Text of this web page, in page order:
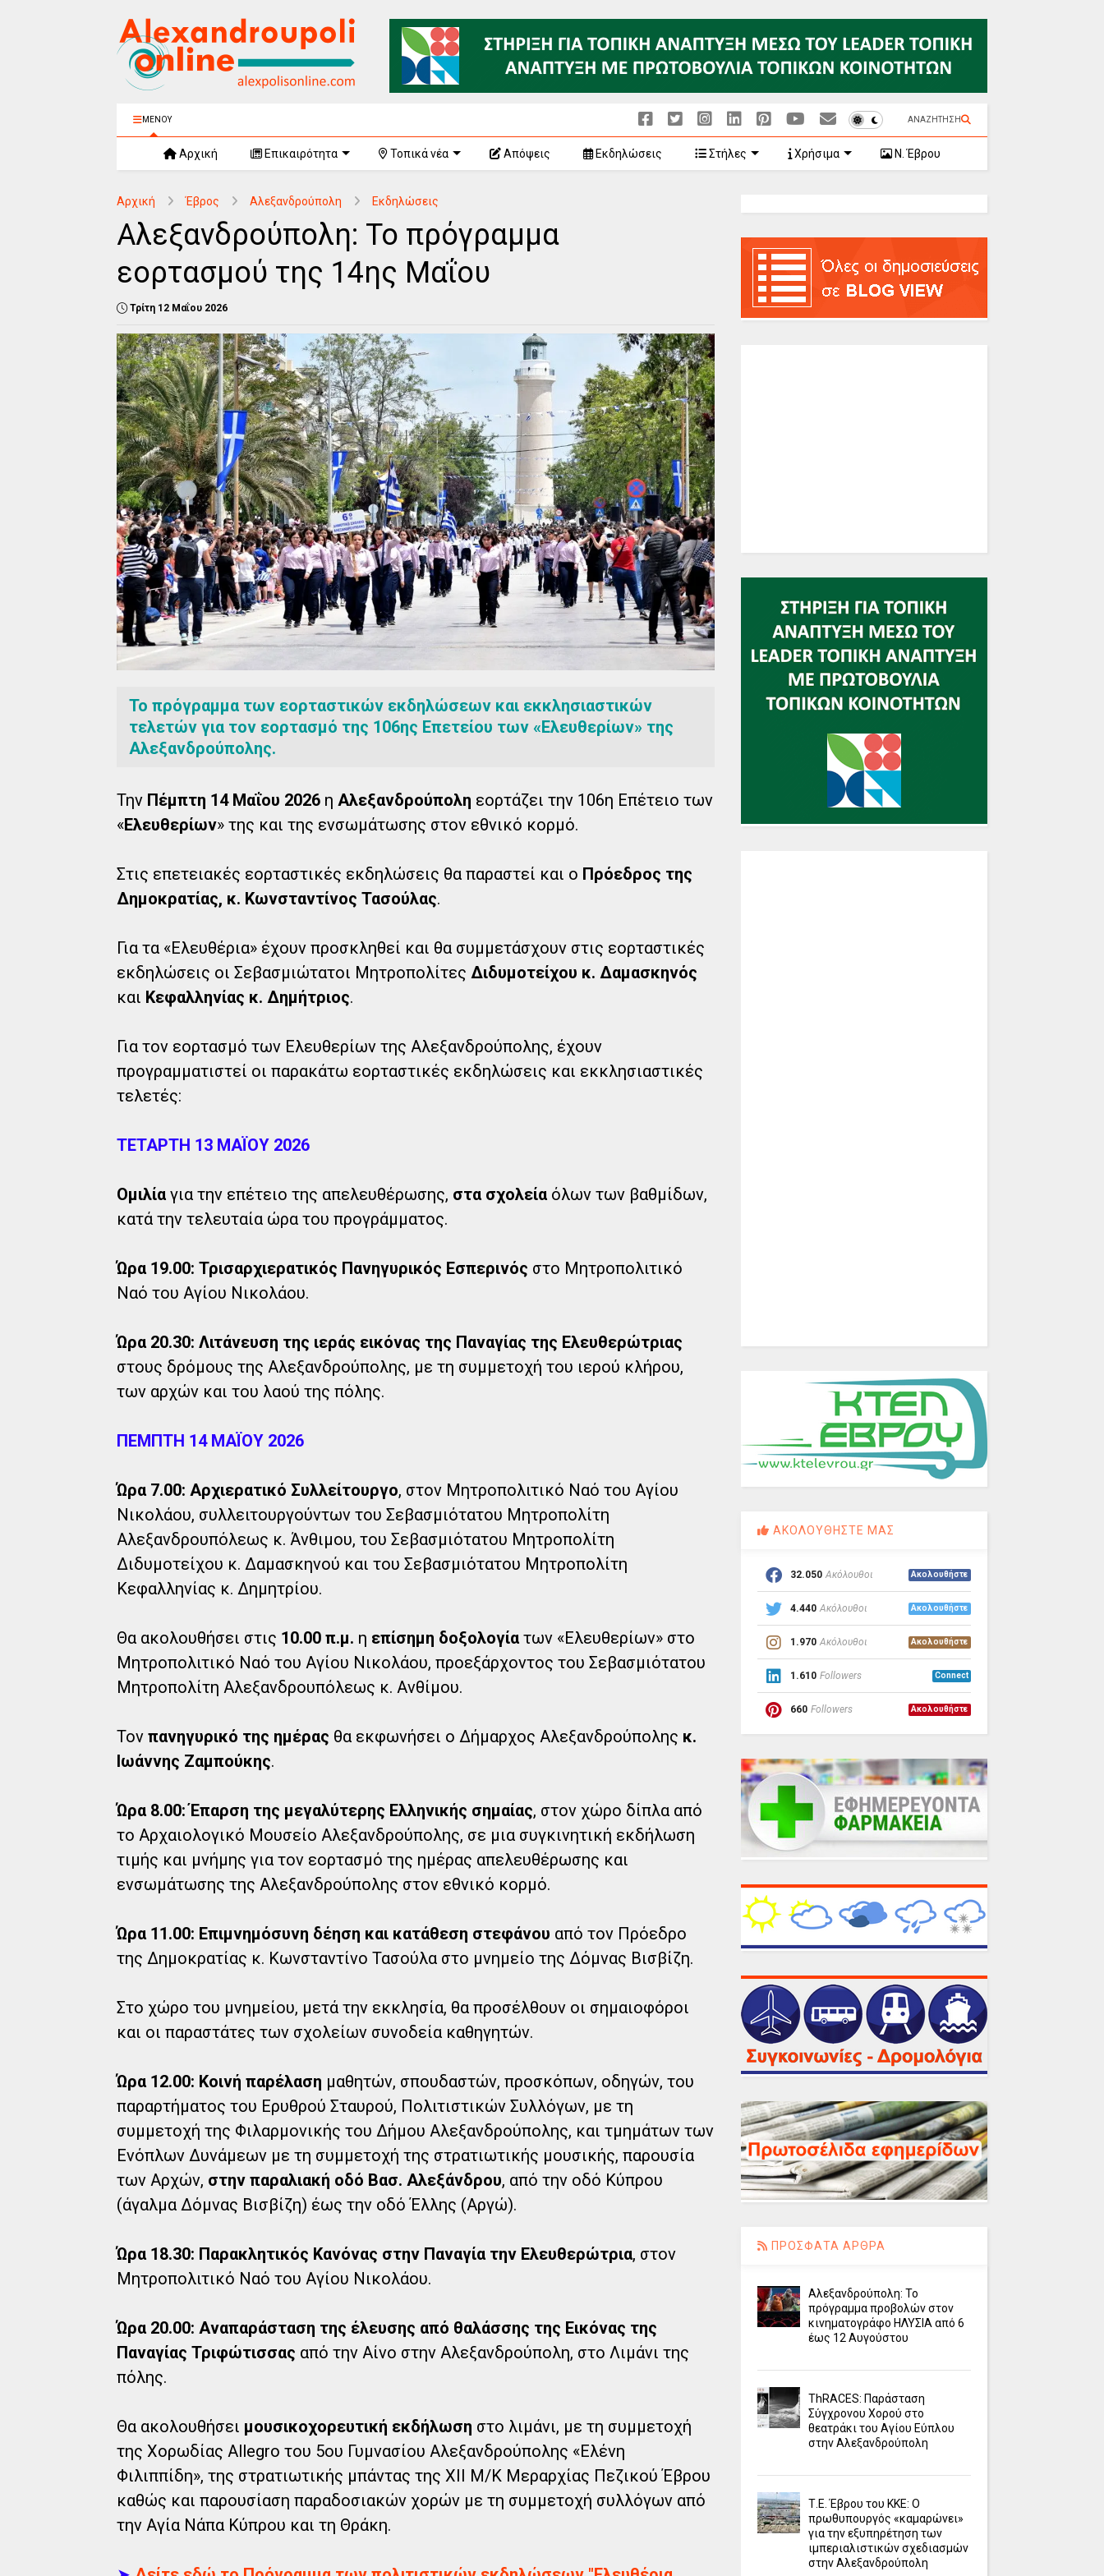
ΜΕΝΟΥ ΑΝΑΖΗΤΗΣΗ
Αρχική Επικαιρότητα Τοπικά νέα Απόψεις Εκδηλώσεις Στήλες Χρήσιμα Ν. Έβρου
Αρχική Έβρος Αλεξανδρούπολη Εκδηλώσεις
Αλεξανδρούπολη: Το πρόγραμμα
εορτασμού της 14ης Μαΐου
Τρίτη 12 Μαΐου 2026
Το πρόγραμμα των εορταστικών εκδηλώσεων και εκκλησιαστικών
τελετών για τον εορτασμό της 106ης Επετείου των «Ελευθερίων» της
Αλεξανδρούπολης.
Την Πέμπτη 14 Μαΐου 2026 η Αλεξανδρούπολη εορτάζει την 106η Επέτειο των
«Ελευθερίων» της και της ενσωμάτωσης στον εθνικό κορμό.
Στις επετειακές εορταστικές εκδηλώσεις θα παραστεί και ο Πρόεδρος της
Δημοκρατίας, κ. Κωνσταντίνος Τασούλας.
Για τα «Ελευθέρια» έχουν προσκληθεί και θα συμμετάσχουν στις εορταστικές
εκδηλώσεις οι Σεβασμιώτατοι Μητροπολίτες Διδυμοτείχου κ. Δαμασκηνός
και Κεφαλληνίας κ. Δημήτριος.
Για τον εορτασμό των Ελευθερίων της Αλεξανδρούπολης, έχουν
προγραμματιστεί οι παρακάτω εορταστικές εκδηλώσεις και εκκλησιαστικές
τελετές:
ΤΕΤΑΡΤΗ 13 ΜΑΪΟΥ 2026
Ομιλία για την επέτειο της απελευθέρωσης, στα σχολεία όλων των βαθμίδων,
κατά την τελευταία ώρα του προγράμματος.
Ώρα 19.00: Τρισαρχιερατικός Πανηγυρικός Εσπερινός στο Μητροπολιτικό
Ναό του Αγίου Νικολάου.
Ώρα 20.30: Λιτάνευση της ιεράς εικόνας της Παναγίας της Ελευθερώτριας
στους δρόμους της Αλεξανδρούπολης, με τη συμμετοχή του ιερού κλήρου,
των αρχών και του λαού της πόλης.
ΠΕΜΠΤΗ 14 ΜΑΪΟΥ 2026
Ώρα 7.00: Αρχιερατικό Συλλείτουργο, στον Μητροπολιτικό Ναό του Αγίου
Νικολάου, συλλειτουργούντων του Σεβασμιότατου Μητροπολίτη
Αλεξανδρουπόλεως κ. Άνθιμου, του Σεβασμιότατου Μητροπολίτη
Διδυμοτείχου κ. Δαμασκηνού και του Σεβασμιότατου Μητροπολίτη
Κεφαλληνίας κ. Δημητρίου.
Θα ακολουθήσει στις 10.00 π.μ. η επίσημη δοξολογία των «Ελευθερίων» στο
Μητροπολιτικό Ναό του Αγίου Νικολάου, προεξάρχοντος του Σεβασμιότατου
Μητροπολίτη Αλεξανδρουπόλεως κ. Ανθίμου.
Τον πανηγυρικό της ημέρας θα εκφωνήσει ο Δήμαρχος Αλεξανδρούπολης κ.
Ιωάννης Ζαμπούκης.
Ώρα 8.00: Έπαρση της μεγαλύτερης Ελληνικής σημαίας, στον χώρο δίπλα από
το Αρχαιολογικό Μουσείο Αλεξανδρούπολης, σε μια συγκινητική εκδήλωση
τιμής και μνήμης για τον εορτασμό της ημέρας απελευθέρωσης και
ενσωμάτωσης της Αλεξανδρούπολης στον εθνικό κορμό.
Ώρα 11.00: Επιμνημόσυνη δέηση και κατάθεση στεφάνου από τον Πρόεδρο
της Δημοκρατίας κ. Κωνσταντίνο Τασούλα στο μνημείο της Δόμνας Βισβίζη.
Στο χώρο του μνημείου, μετά την εκκλησία, θα προσέλθουν οι σημαιοφόροι
και οι παραστάτες των σχολείων συνοδεία καθηγητών.
Ώρα 12.00: Κοινή παρέλαση μαθητών, σπουδαστών, προσκόπων, οδηγών, του
παραρτήματος του Ερυθρού Σταυρού, Πολιτιστικών Συλλόγων, με τη
συμμετοχή της Φιλαρμονικής του Δήμου Αλεξανδρούπολης, και τμημάτων των
Ενόπλων Δυνάμεων με τη συμμετοχή της στρατιωτικής μουσικής, παρουσία
των Αρχών, στην παραλιακή οδό Βασ. Αλεξάνδρου, από την οδό Κύπρου
(άγαλμα Δόμνας Βισβίζη) έως την οδό Έλλης (Αργώ).
Ώρα 18.30: Παρακλητικός Κανόνας στην Παναγία την Ελευθερώτρια, στον
Μητροπολιτικό Ναό του Αγίου Νικολάου.
Ώρα 20.00: Αναπαράσταση της έλευσης από θαλάσσης της Εικόνας της
Παναγίας Τριφώτισσας από την Αίνο στην Αλεξανδρούπολη, στο Λιμάνι της
πόλης.
Θα ακολουθήσει μουσικοχορευτική εκδήλωση στο λιμάνι, με τη συμμετοχή
της Χορωδίας Allegro του 5ου Γυμνασίου Αλεξανδρούπολης «Ελένη
Φιλιππίδη», της στρατιωτικής μπάντας της XII M/K Μεραρχίας Πεζικού Έβρου
καθώς και παρουσίαση παραδοσιακών χορών με τη συμμετοχή συλλόγων από
την Αγία Νάπα Κύπρου και τη Θράκη.
ΑΚΟΛΟΥΘΗΣΤΕ ΜΑΣ
32.050 Ακόλουθοι Ακολουθήστε
4.440 Ακόλουθοι Ακολουθήστε
1.970 Ακόλουθοι Ακολουθήστε
1.610 Followers Connect
660 Followers Ακολουθήστε
ΠΡΟΣΦΑΤΑ ΑΡΘΡΑ
Αλεξανδρούπολη: Το
πρόγραμμα προβολών στον
κινηματογράφο ΗΛΥΣΙΑ από 6
έως 12 Αυγούστου
ΤhRACES: Παράσταση
Σύγχρονου Χορού στο
θεατράκι του Αγίου Εύπλου
στην Αλεξανδρούπολη
Τ.Ε. Έβρου του ΚΚΕ: Ο
πρωθυπουργός «καμαρώνει»
για την εξυπηρέτηση των
ιμπεριαλιστικών σχεδιασμών
στην Αλεξανδρούπολη